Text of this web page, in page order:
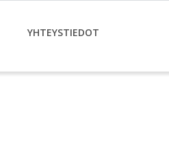
YHTEYSTIEDOT